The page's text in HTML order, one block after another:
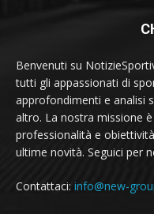
Benvenuti su
tutti gli appassionati di
approfondimenti e analisi
altro. La nostra missione
professionalità e
ultime novità. Seguici per
Contattaci: info@new-